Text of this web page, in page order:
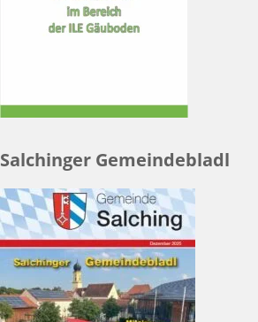
Salchinger Gemeindebladl